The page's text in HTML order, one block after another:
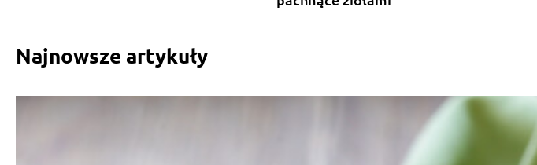
Najnowsze artykuły